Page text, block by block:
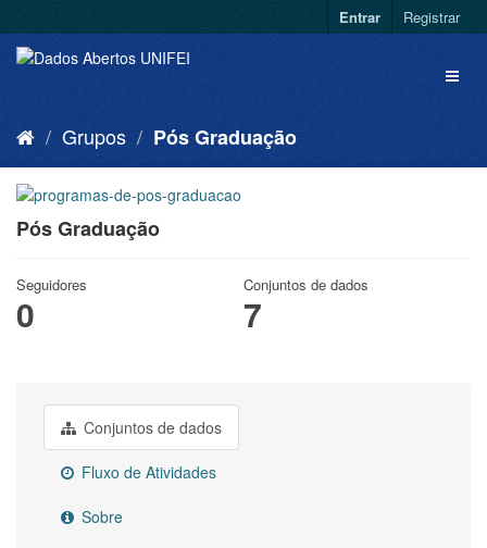
Entrar Registrar
Grupos Pós Graduação
Pós Graduação
Seguidores
0
Conjuntos de dados
7
Conjuntos de dados
Fluxo de Atividades
Sobre